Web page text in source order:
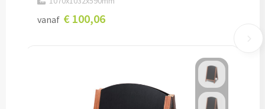
Pepernoten & Strooigoed
vanaf € 100,06